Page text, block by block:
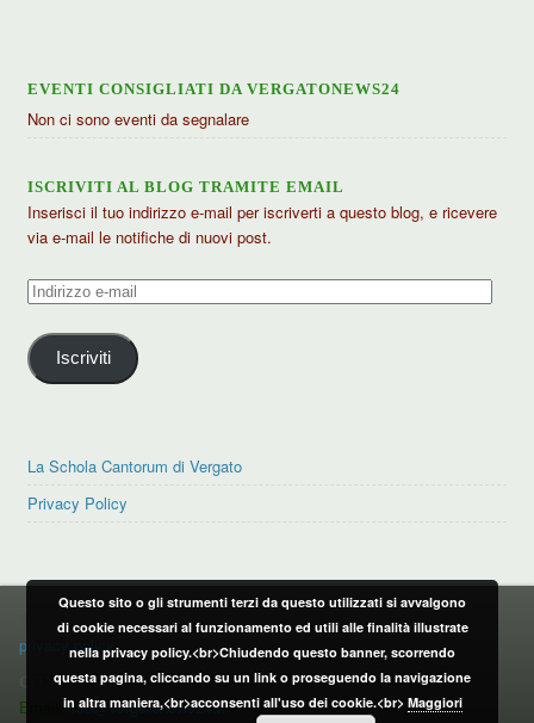
EVENTI CONSIGLIATI DA VERGATONEWS24
Non ci sono eventi da segnalare
ISCRIVITI AL BLOG TRAMITE EMAIL
Inserisci il tuo indirizzo e-mail per iscriverti a questo blog, e ricevere
via e-mail le notifiche di nuovi post.
Indirizzo
mail
Iscriviti
La Schola Cantorum di Vergato
Privacy Policy
PRIVACY POLICY
privacy policy
CONTATTI:
Email:info@vergatonews24.it
Questo sito o gli strumenti terzi da questo utilizzati si avvalgono
di cookie necessari al funzionamento ed utili alle finalità illustrate
nella privacy policy.<br>Chiudendo questo banner, scorrendo
questa pagina, cliccando su un link o proseguendo la navigazione
in altra maniera,<br>acconsenti all'uso dei cookie.<br> Maggiori